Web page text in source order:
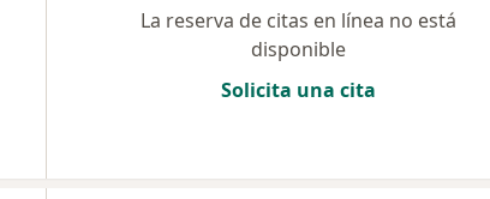
La reserva de citas en línea no está
disponible
Solicita una cita